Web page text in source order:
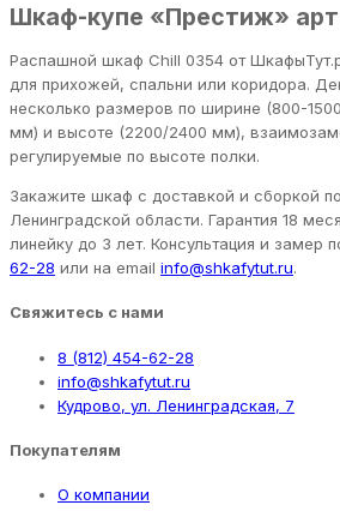
Шкаф-купе «Престиж»
Распашной шкаф Chill 0354 от
для прихожей, спальни или коридора.
несколько размеров по ширине (800-
мм) и высоте (2200/2400 мм),
регулируемые по высоте полки.
Закажите шкаф с доставкой и сборкой
Ленинградской области. Гарантия 18
линейку до 3 лет. Консультация и замер
62-28 или на email info@shkafytut.ru.
Свяжитесь с нами
8 (812) 454-62-28
info@shkafytut.ru
Кудрово, ул. Ленинградская, 7
Покупателям
О компании